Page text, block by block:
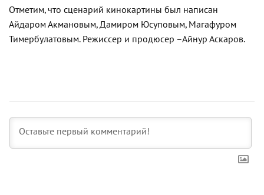
Отметим, что сценарий кинокартины был написан
Айдаром Акмановым, Дамиром Юсуповым, Магафуром
Тимербулатовым. Режиссер и продюсер –Айнур Аскаров.